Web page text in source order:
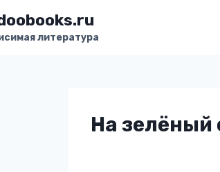
литература
На зелёный